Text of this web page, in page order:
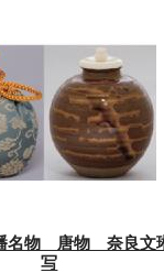
名物 唐物 奈良文
写